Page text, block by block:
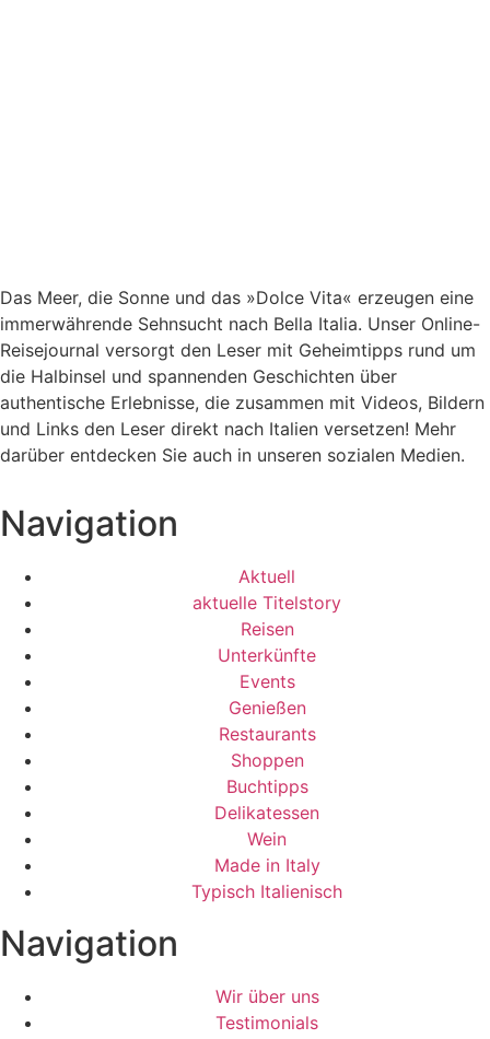
Das Meer, die Sonne und das »Dolce Vita« erzeugen eine
immerwährende Sehnsucht nach Bella Italia. Unser Online-
Reisejournal versorgt den Leser mit Geheimtipps rund um
die Halbinsel und spannenden Geschichten über
authentische Erlebnisse, die zusammen mit Videos, Bildern
und Links den Leser direkt nach Italien versetzen! Mehr
darüber entdecken Sie auch in unseren sozialen Medien.
Navigation
Aktuell
aktuelle Titelstory
Reisen
Unterkünfte
Events
Genießen
Restaurants
Shoppen
Buchtipps
Delikatessen
Wein
Made in Italy
Typisch Italienisch
Navigation
Wir über uns
Testimonials